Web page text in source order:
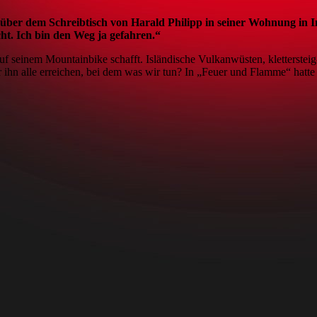
dem Schreibtisch von Harald Philipp in seiner Wohnung
Ich bin den Weg ja gefahren.“
seinem Mountainbike schafft. Isländische Vulkanwüsten,
alle erreichen, bei dem was wir tun? In „Feuer und Flamme“